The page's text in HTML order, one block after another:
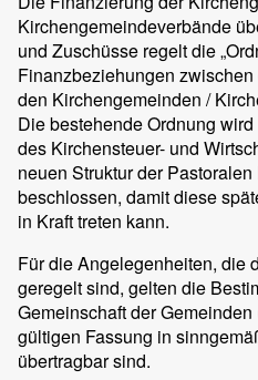
Kirchengemeindeverbände
und Zuschüsse regelt die
Finanzbeziehungen
den Kirchengemeinden /
Die bestehende Ordnung
des Kirchensteuer- und
neuen Struktur der
beschlossen, damit diese
in Kraft treten kann.
Für die Angelegenheiten, die
geregelt sind, gelten die
Gemeinschaft der
gültigen Fassung in
übertragbar sind.